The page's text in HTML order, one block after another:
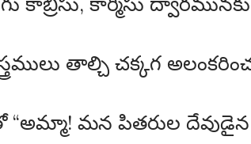
తాల్చి చక్కగ
మన పితరుల దేవుడైన